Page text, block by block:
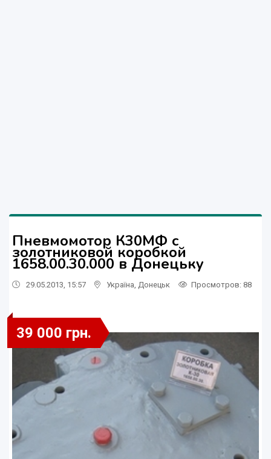
Пневмомотор К30МФ с
золотниковой коробкой
1658.00.30.000 в Донецьку
29.05.2013, 15:57 Україна Донецьк Просмотров: 88
39 000 грн.